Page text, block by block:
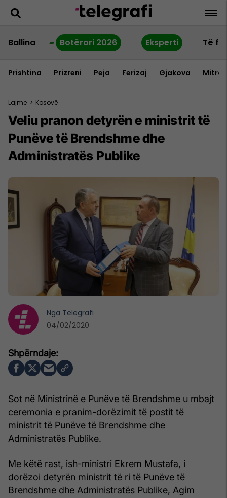
Ballina Botërori 2026 Eksperti Të
Prishtina Prizreni Peja Ferizaj Gjakova
Lajme > Kosovë
Veliu pranon detyrën e ministrit të
Punëve të Brendshme dhe
Administratës Publike
Sot në Ministrinë e Punëve të Brendshme u mbajt
ceremonia e pranim-dorëzimit të postit të
ministrit të Punëve të Brendshme dhe
Administratës Publike.
Me këtë rast, ish-ministri Ekrem Mustafa, i
dorëzoi detyrën ministrit të ri të Punëve të
Brendshme dhe Administratës Publike, Agim
Nga Telegrafi
04/02/2020